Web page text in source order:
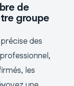
de
groupe
des
les